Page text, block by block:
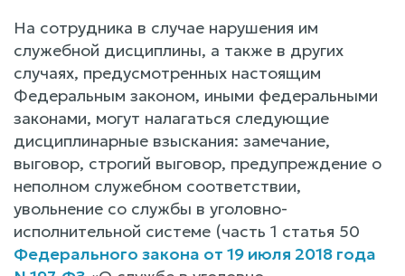
На сотрудника в случае нарушения им
служебной дисциплины, а также в других
случаях, предусмотренных настоящим
Федеральным законом, иными федеральными
законами, могут налагаться следующие
дисциплинарные взыскания: замечание,
выговор, строгий выговор, предупреждение о
неполном служебном соответствии,
увольнение со службы в уголовно-
исполнительной системе (часть 1 статья 50
Федерального закона от 19 июля 2018 года